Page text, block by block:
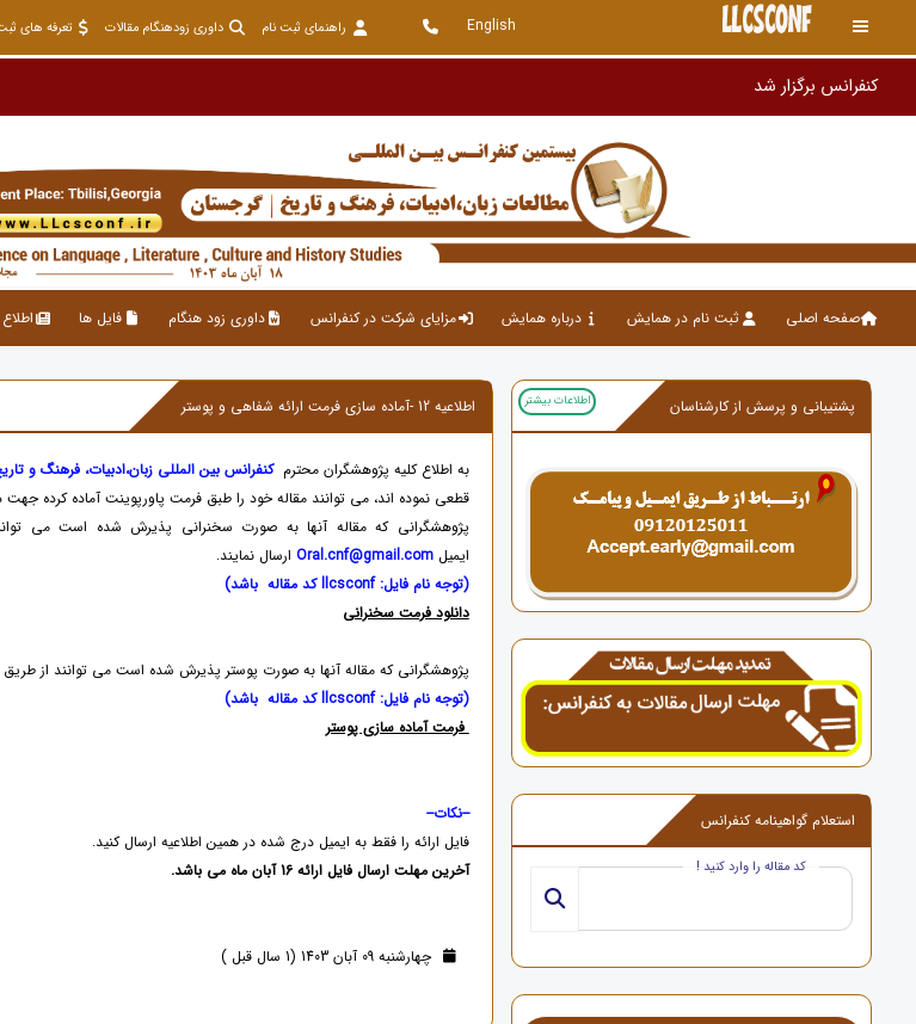
English راهنمای ثبت نام داوری زودهنگام مقالات تعرفه های
صفحه اصلی ثبت نام در همایش درباره همایش مزایای شرکت در کنفرانس داوری زود هنگام فایل ها
پشتیبانی و پرسش از کارشناسان اطلاعات بیشتر
استعلام گواهینامه کنفرانس
کد مقاله را وارد کنید !
اطلاعیه 12 -آماده سازی فرمت ارائه شفاهی و پوستر
به اطلاع کلیه پژوهشگران محترم کنفرانس بین المللی زبان،ادبیات، فرهنگ و
قطعی نموده اند، می توانند مقاله خود را طبق فرمت پاورپوینت آماده کرده
پژوهشگرانی که مقاله آنها به صورت سخنرانی پذیرش شده است می
ایمیلOral.cnf@gmail.com ارسال نمایند.
(توجه نام فایل: llcsconf کد مقاله باشد)
دانلود فرمت سخنرانی
پژوهشگرانی که مقاله آنها به صورت پوستر پذیرش شده است می توانند از طریق
(توجه نام فایل: llcsconf کد مقاله باشد)
فرمت آماده سازی پوستر
--نکات--
فایل ارائه را فقط به ایمیل درج شده در همین اطلاعیه ارسال کنید.
آخرین مهلت ارسال فایل ارائه 16 آبان ماه می باشد.
چهارشنبه 09 آبان 1403 (1 سال قبل )